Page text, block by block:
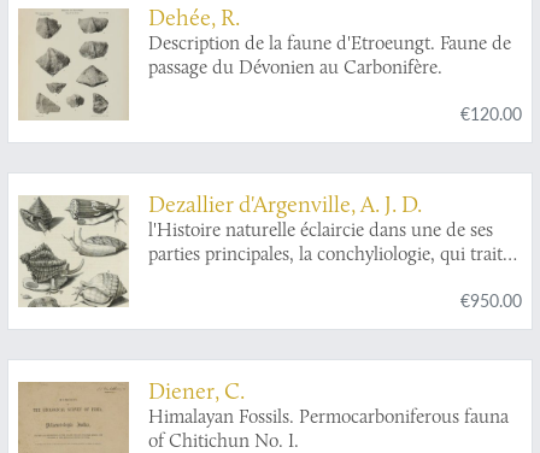
Dehée, R.
Description de la faune d'Etroeungt. Faune de
passage du Dévonien au Carbonifère.
€120.00
Dezallier d'Argenville, A. J. D.
l'Histoire naturelle éclaircie dans une de ses
parties principales, la conchyliologie, qui traite
ouvrage dans lequel on trouve une nouvelle
méthode Latine & Françoise de les diviser:
leurs explications. Nouvelle édition. Enrichie
de figures dessinées d'après nature.
€950.00
Diener, C.
Himalayan Fossils. Permocarboniferous fauna
of Chitichun No. I.